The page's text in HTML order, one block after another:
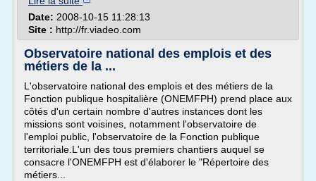
Date: 2008-10-15 11:28:13
Site : http://fr.viadeo.com
Observatoire national des emplois et des
métiers de la ...
L'observatoire national des emplois et des métiers de la
Fonction publique hospitalière (ONEMFPH) prend place aux
côtés d'un certain nombre d'autres instances dont les
missions sont voisines, notamment l'observatoire de
l'emploi public, l'observatoire de la Fonction publique
territoriale.L'un des tous premiers chantiers auquel se
consacre l'ONEMFPH est d'élaborer le "Répertoire des
métiers...